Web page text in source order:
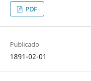
PDF
Publicado
1891-02-01